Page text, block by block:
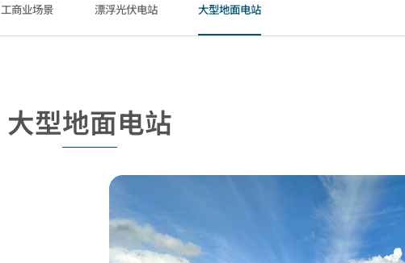
工商业场景 漂浮光伏电站 大型地面电站
大型地面电站